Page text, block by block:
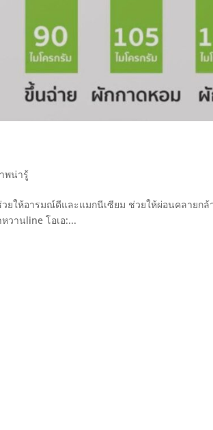
พน่ารู้
ช่วยให้อารมณ์ดีและแมกนีเซียม ช่วยให้ผ่อนคลายก
วานline โอเอ:...